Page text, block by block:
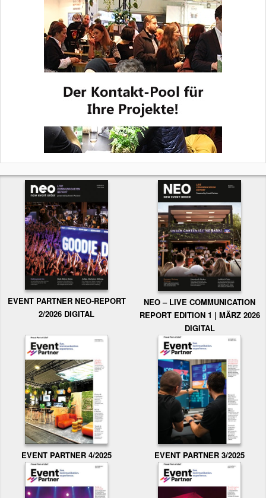
EVENT PARTNER NEO-REPORT
2/2026 DIGITAL
NEO – LIVE COMMUNICATION
REPORT EDITION 1 | MÄRZ 2026
DIGITAL
EVENT PARTNER 4/2025 EVENT PARTNER 3/2025